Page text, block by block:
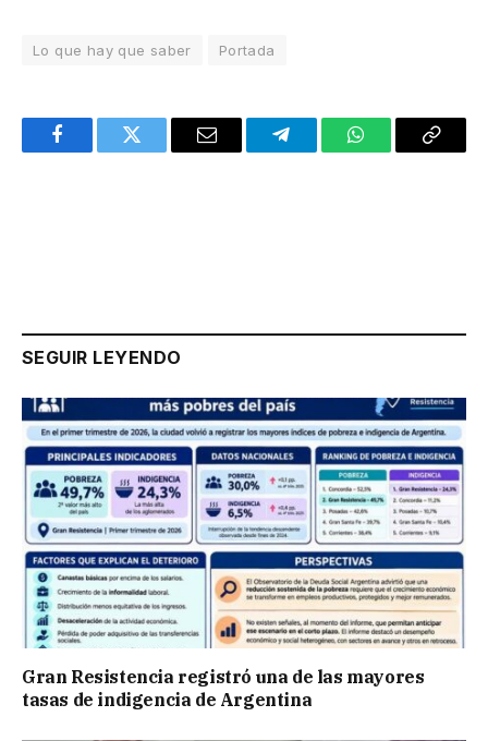
Lo que hay que saber Portada
FacebookTwitter Email TelegramWhatsAppCopy
SEGUIR LEYENDO
Gran Resistencia registró una de las mayores
tasas de indigencia de Argentina